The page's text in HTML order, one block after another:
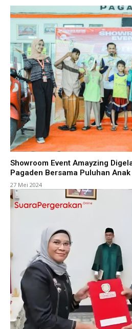
Showroom Event Amayzing
Pagaden Bersama Puluhan
27 Mei 2024